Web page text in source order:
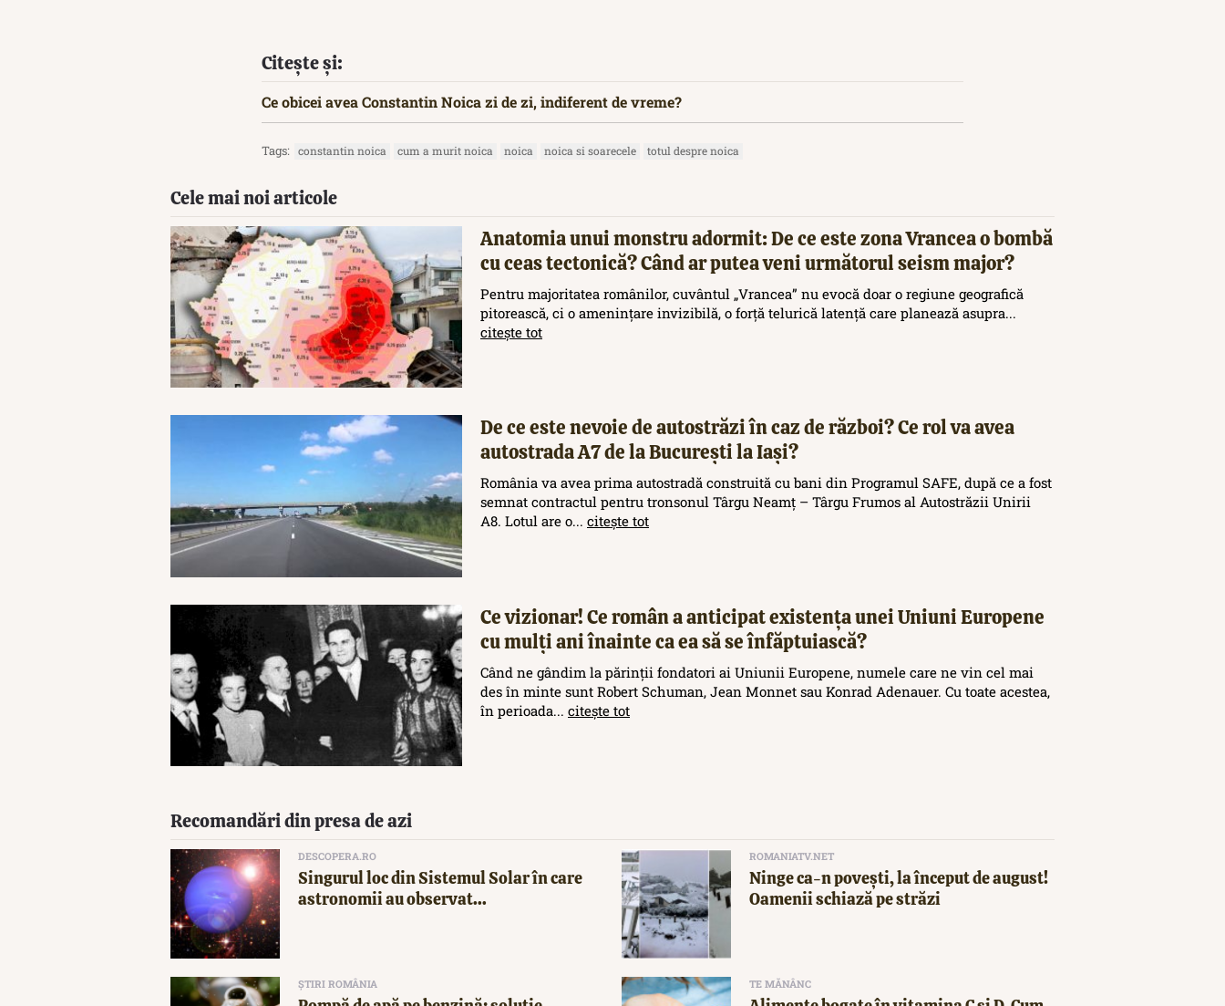
Citește și:
Ce obicei avea Constantin Noica zi de zi, indiferent de vreme?
Tags: constantin noica cum a murit noica noica noica si soarecele totul despre noica
Cele mai noi articole
Anatomia unui monstru adormit: De ce este zona Vrancea o bombă
cu ceas tectonică? Când ar putea veni următorul seism major?
Pentru majoritatea românilor, cuvântul „Vrancea” nu evocă doar o regiune geografică
pitorească, ci o amenințare invizibilă, o forță telurică latență care planează asupra...
citește tot
De ce este nevoie de autostrăzi în caz de război? Ce rol va avea
autostrada A7 de la București la Iași?
România va avea prima autostradă construită cu bani din Programul SAFE, după ce a fost
semnat contractul pentru tronsonul Târgu Neamț – Târgu Frumos al Autostrăzii Unirii
A8. Lotul are o... citește tot
Ce vizionar! Ce român a anticipat existența unei Uniuni Europene
cu mulți ani înainte ca ea să se înfăptuiască?
Când ne gândim la părinții fondatori ai Uniunii Europene, numele care ne vin cel mai
des în minte sunt Robert Schuman, Jean Monnet sau Konrad Adenauer. Cu toate acestea,
în perioada... citește tot
Recomandări din presa de azi
DESCOPERA.RO
Singurul loc din Sistemul Solar în care
astronomii au observat...
ROMANIATV.NET
Ninge ca-n povești, la început de august!
Oamenii schiază pe străzi
ȘTIRI ROMÂNIA TE MĂNÂNC